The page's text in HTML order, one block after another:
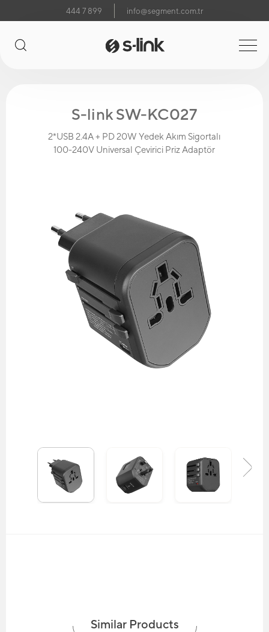
444 7 899 info@segment.com.tr
S-link SW-KC027
2*USB 2.4A + PD 20W Yedek Akım Sigortalı
100-240V Universal Çevirici Priz Adaptör
Similar Products